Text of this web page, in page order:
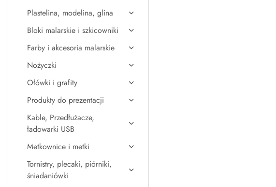
Plastelina, modelina, glina
Bloki malarskie i szkicowniki
Farby i akcesoria malarskie
Nożyczki
Ołówki i grafity
Produkty do prezentacji
Kable, Przedłużacze,
ładowarki USB
Metkownice i metki
Tornistry, plecaki, piórniki,
śniadaniówki